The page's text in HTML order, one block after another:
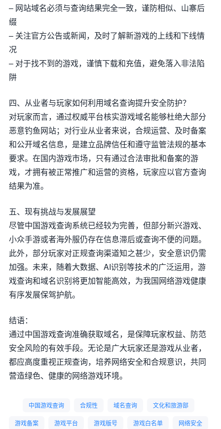
– 网站域名必须与查询结果完全一致，谨防相似、山寨后
缀
– 关注官方公告或新闻，及时了解新游戏的上线和下线情
况
– 对于找不到的游戏，谨慎下载和充值，避免落入非法陷
阱
四、从业者与玩家如何利用域名查询提升安全防护？
对玩家而言，通过权威平台核实游戏域名能够杜绝大部分
恶意钓鱼网站；对行业从业者来说，合规运营、及时备案
和公开域名信息，是建立品牌信任和遵守监管法规的基本
要求。在国内游戏市场，只有通过合法审批和备案的游
戏，才拥有被正常推广和运营的资格，玩家应以官方查询
结果为准。
五、现有挑战与发展展望
尽管中国游戏查询系统已经较为完善，但部分新兴游戏、
小众手游或者海外服仍存在信息滞后或查询不便的问题。
此外，部分玩家对正规查询渠道知之甚少，安全意识仍需
加强。未来，随着大数据、AI识别等技术的广泛运用，游
戏查询和域名识别将更加智能高效，为我国网络游戏健康
有序发展保驾护航。
结语：
通过中国游戏查询准确获取域名，是保障玩家权益、防范
安全风险的有效手段。无论是广大玩家还是游戏从业者，
都应高度重视正规查询，培养网络安全和合规意识，共同
营造绿色、健康的网络游戏环境。
中国游戏查询 合规性 域名查询 文化和旅游部
游戏备案 游戏平台 游戏版号 游戏白名单 网络安全